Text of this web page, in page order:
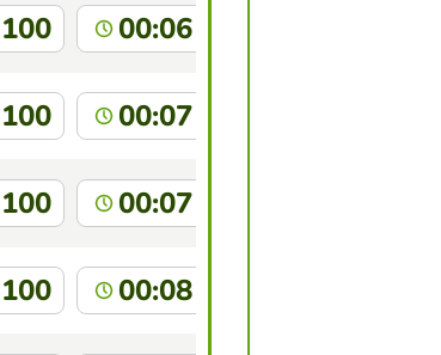
100 00:06
100 00:07
100 00:07
100 00:08